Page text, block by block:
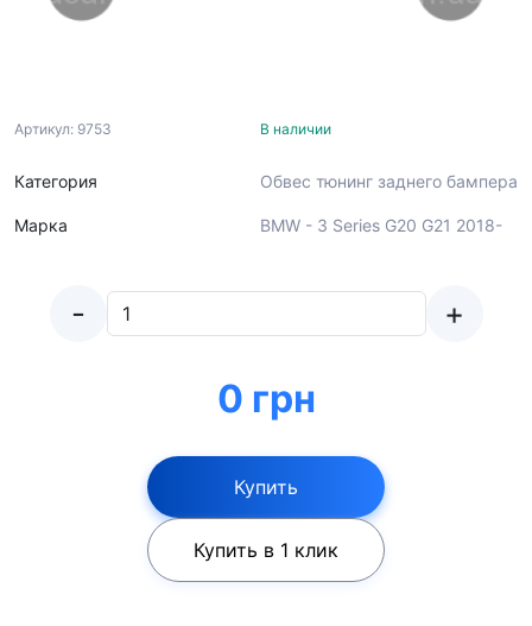
Артикул: 9753
Категория
Марка
В наличии
Обвес тюнинг заднего бампера
BMW - 3 Series G20 G21 2018-
- +
0 грн
Купить
Купить в 1 клик